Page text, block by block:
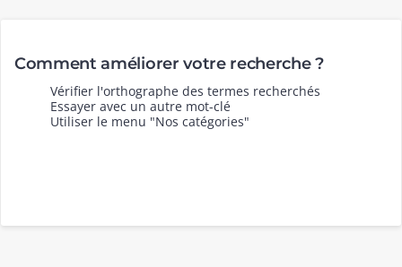
Comment améliorer votre recherche ?
Vérifier l'orthographe des termes recherchés
Essayer avec un autre mot-clé
Utiliser le menu "Nos catégories"